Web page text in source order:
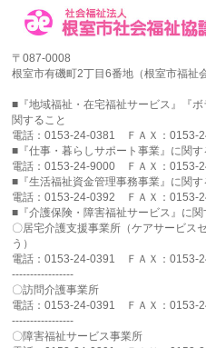
〒087-0008
根室市有磯町2丁目6番地（根室市福祉
■『地域福祉・在宅福祉サービス』『
関すること
電話：0153-24-0381 ＦＡＸ：0153-
■『仕事・暮らしサポート事業』に関す
電話：0153-24-9000 ＦＡＸ：0153-
■『生活福祉資金管理事務事業』に関す
電話：0153-24-0392 ＦＡＸ：0153-
■『介護保険・障害福祉サービス』に関
〇居宅介護支援事業所（ケアサービス
う）
電話：0153-24-0391 ＦＡＸ：0153-
-----------------
〇訪問介護事業所
電話：0153-24-0391 ＦＡＸ：0153-
-----------------
〇障害福祉サービス事業所